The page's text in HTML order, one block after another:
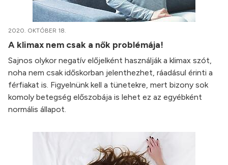
2020. OKTÓBER 18.
A klimax nem csak a nők problémája!
Sajnos olykor negatív előjelként használják a klimax szót,
noha nem csak időskorban jelenthezhet, ráadásul érinti a
férfiakat is. Figyelnünk kell a tünetekre, mert bizony sok
komoly betegség előszobája is lehet ez az egyébként
normális állapot.